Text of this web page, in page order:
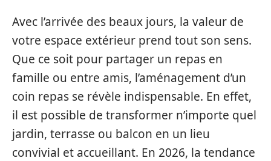
Avec l’arrivée des beaux jours, la valeur de
votre espace extérieur prend tout son sens.
Que ce soit pour partager un repas en
famille ou entre amis, l’aménagement d’un
coin repas se révèle indispensable. En effet,
il est possible de transformer n’importe quel
jardin, terrasse ou balcon en un lieu
convivial et accueillant. En 2026, la tendance